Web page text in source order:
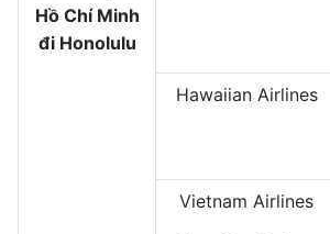
Hồ Chí Minh
đi Honolulu
Hawaiian Airlines
Vietnam Airlines